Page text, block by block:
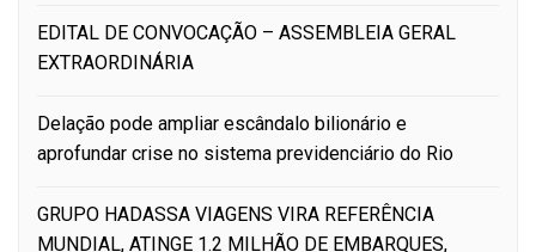
EDITAL DE CONVOCAÇÃO – ASSEMBLEIA GERAL
EXTRAORDINÁRIA
Delação pode ampliar escândalo bilionário e
aprofundar crise no sistema previdenciário do Rio
GRUPO HADASSA VIAGENS VIRA REFERÊNCIA
MUNDIAL, ATINGE 1.2 MILHÃO DE EMBARQUES,